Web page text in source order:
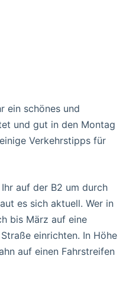
ein schönes und
und gut in den Montag
Verkehrstipps für
auf der B2 um durch
es sich aktuell. Wer in
bis März auf eine
einrichten. In Höhe
auf einen Fahrstreifen